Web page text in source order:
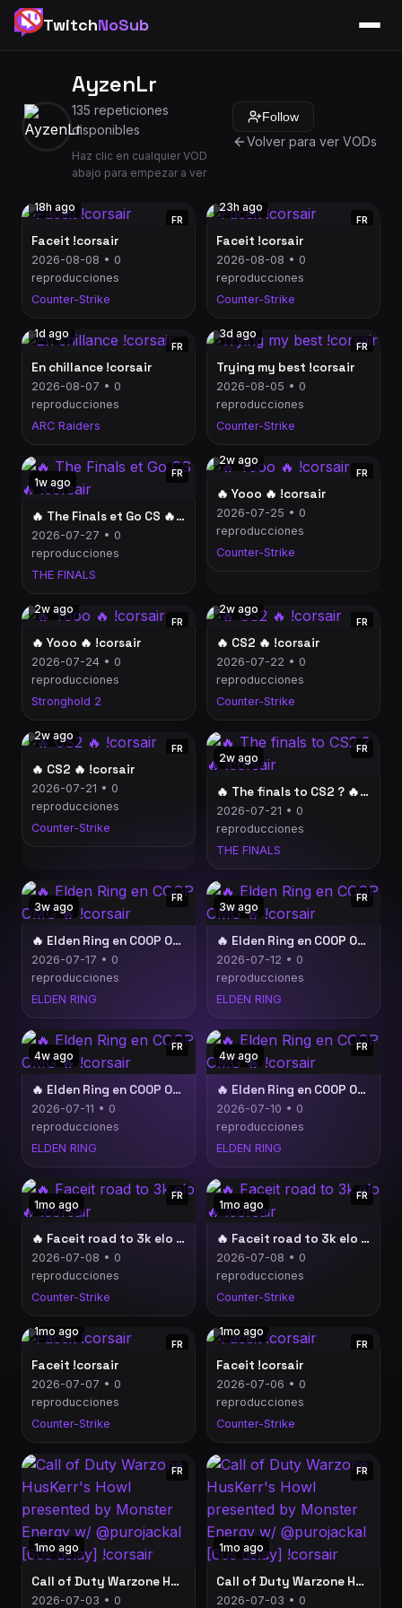
TwitchNoSub
AyzenLr
135 repeticiones
disponibles
Haz clic en cualquier VOD
abajo para empezar a ver
Follow
Volver para ver VODs
18h ago
FR
Faceit !corsair
2026-08-08 • 0
reproducciones
Counter-Strike
23h ago
FR
Faceit !corsair
2026-08-08 • 0
reproducciones
Counter-Strike
1d ago
FR
En chillance !corsair
2026-08-07 • 0
reproducciones
ARC Raiders
3d ago
FR
Trying my best !corsair
2026-08-05 • 0
reproducciones
Counter-Strike
1w ago
FR
🔥 The Finals et Go CS 🔥 !corsair
2026-07-27 • 0
reproducciones
THE FINALS
2w ago
FR
🔥 Yooo 🔥 !corsair
2026-07-25 • 0
reproducciones
Counter-Strike
2w ago
FR
🔥 Yooo 🔥 !corsair
2026-07-24 • 0
reproducciones
Stronghold 2
2w ago
FR
🔥 CS2 🔥 !corsair
2026-07-22 • 0
reproducciones
Counter-Strike
2w ago
FR
🔥 CS2 🔥 !corsair
2026-07-21 • 0
reproducciones
Counter-Strike
2w ago
FR
🔥 The finals to CS2 ? 🔥 !corsair
2026-07-21 • 0
reproducciones
THE FINALS
3w ago
FR
🔥 Elden Ring en COOP OMG 🔥 !corsair
2026-07-17 • 0
reproducciones
ELDEN RING
3w ago
FR
🔥 Elden Ring en COOP OMG 🔥 !corsair
2026-07-12 • 0
reproducciones
ELDEN RING
4w ago
FR
🔥 Elden Ring en COOP OMG 🔥 !corsair
2026-07-11 • 0
reproducciones
ELDEN RING
4w ago
FR
🔥 Elden Ring en COOP OMG 🔥 !corsair
2026-07-10 • 0
reproducciones
ELDEN RING
1mo ago
FR
🔥 Faceit road to 3k elo 🔥 !corsair
2026-07-08 • 0
reproducciones
Counter-Strike
1mo ago
FR
🔥 Faceit road to 3k elo 🔥 !corsair
2026-07-08 • 0
reproducciones
Counter-Strike
1mo ago
FR
Faceit !corsair
2026-07-07 • 0
reproducciones
Counter-Strike
1mo ago
FR
Faceit !corsair
2026-07-06 • 0
reproducciones
Counter-Strike
1mo ago
FR
Call of Duty Warzone HusKerr's Howl presented by Monster Energy w/ @purojackal [60s delay] !corsair
2026-07-03 • 0
1mo ago
FR
Call of Duty Warzone HusKerr's Howl presented by Monster Energy w/ @purojackal [60s delay] !corsair
2026-07-03 • 0